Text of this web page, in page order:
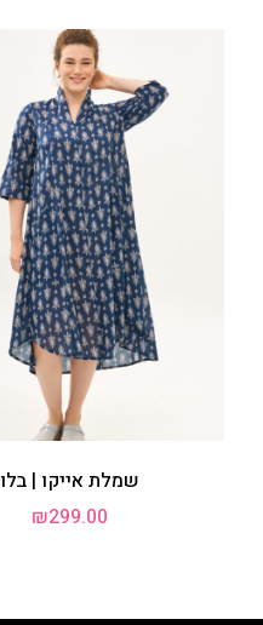
שמלת אייקו | בלו
₪299.00